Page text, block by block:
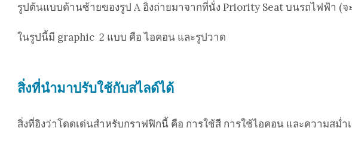
รูปต้นแบบด้านซ้ายของรูป A อิงถ่ายมาจากที่นั่ง Priority Seat บนรถไฟฟ้า (จ
ในรูปนี้มี graphic 2 แบบ คือ ไอคอน และรูปวาด
สิ่งที่นำมาปรับใช้กับสไลด์ได้
สิ่งที่อิงว่าโดดเด่นสำหรับกราฟฟิกนี้ คือ การใช้สี การใช้ไอคอน และความสม่ำ